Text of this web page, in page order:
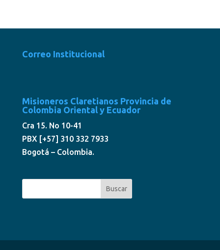
Correo Institucional
Misioneros Claretianos Provincia de
Colombia Oriental y Ecuador
Cra 15. No 10-41
PBX [+57] 310 332 7933
Bogotá – Colombia.